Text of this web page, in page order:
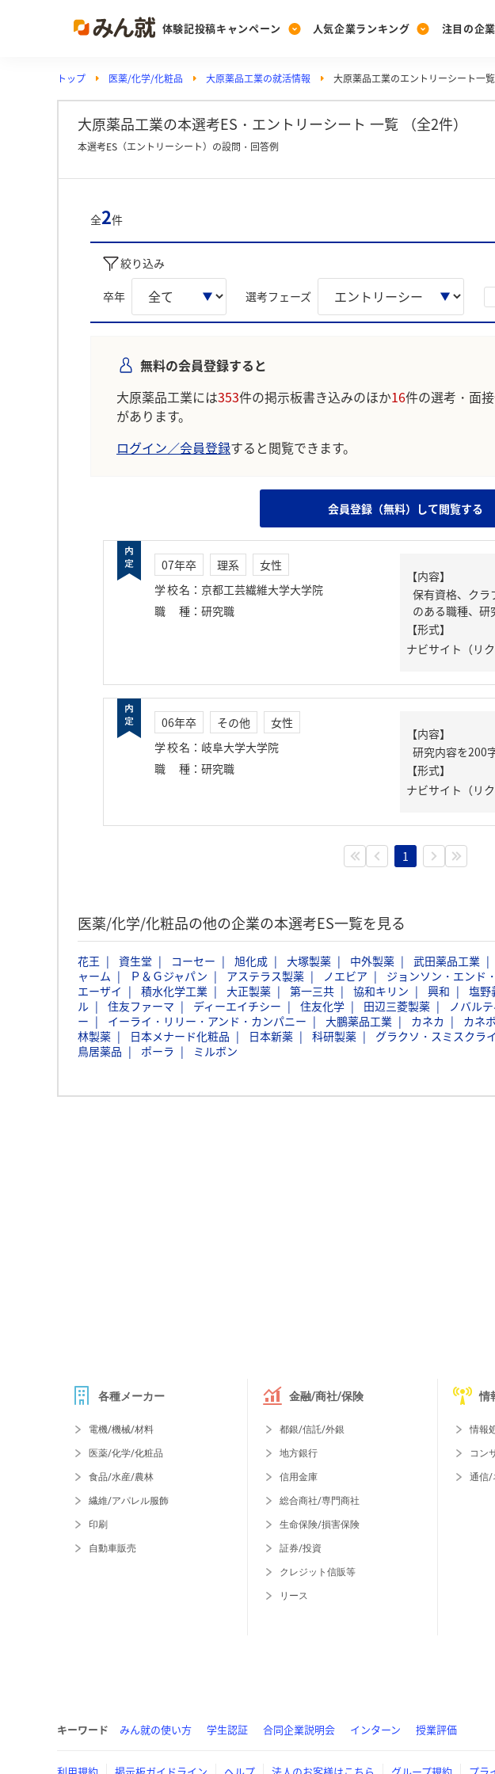
体験記投稿キャンペーン
Post
投稿する
[27卒] 本選
人気企業ランキング
Ranking
ランキングを見る
みんなのDX
Vote
注目の企
PickUp
注目の企業特集
トップ 医薬/化学/化粧品 大原薬品工業の就活情報 大原薬品工業のエントリーシート一覧
大原薬品工業の本選考ES・エントリーシート 一覧 （全2件）
本選考ES（エントリーシート）の設問・回答例
全2件
絞り込み
卒年 選考フェーズ
無料の会員登録すると
大原薬品工業には353件の掲示板書き込みのほか16件の選考・面接
があります。
ログイン／会員登録すると閲覧できます。
会員登録（無料）して閲覧する
07年卒 理系
女性
学校名 ： 京都工芸繊維大学大学院
職種 ： 研究職
【内容】
保有資格、クラ
のある職種、研
【形式】
ナビサイト（リ
06年卒 その他
女性
学校名 ： 岐阜大学大学院
職種 ： 研究職
【内容】
研究内容を200
【形式】
ナビサイト（リ
1
医薬/化学/化粧品の他の企業の本選考ES一覧を見る
花王 資生堂 コーセー 旭化成 大塚製薬 中外製薬 武田薬品工業
ャーム
Ｐ＆Ｇジャパン アステラス製薬 ノエビア ジョンソン・エンド
エーザイ
積水化学工業 大正製薬 第一三共 協和キリン 興和 塩野
ル
住友ファーマ ディーエイチシー 住友化学 田辺三菱製薬 ノバル
ー
イーライ・リリー・アンド・カンパニー 大鵬薬品工業 カネカ カネ
林製薬
日本メナード化粧品 日本新薬 科研製薬 グラクソ・スミスクラ
鳥居薬品
ポーラ ミルボン
各種メーカー
電機/機械/材料
医薬/化学/化粧品
食品/水産/農林
繊維/アパレル服飾
印刷
自動車販売
金融/商社/保険
都銀/信託/外銀
地方銀行
信用金庫
総合商社/専門商社
生命保険/損害保険
証券/投資
クレジット信販等
リース
情
情報
コン
通信/
キーワード みん就の使い方 学生認証 合同企業説明会 インターン 授業評価